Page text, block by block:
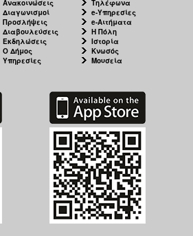
Ανακοινώσεις
Διαγωνισμοί
Προσλήψεις
Διαβουλεύσεις
Εκδηλώσεις
Ο Δήμος
Υπηρεσίες
Τηλέφωνα
e-Υπηρεσίες
e-Αιτήματα
Η Πόλη
Ιστορία
Κνωσός
Μουσεία